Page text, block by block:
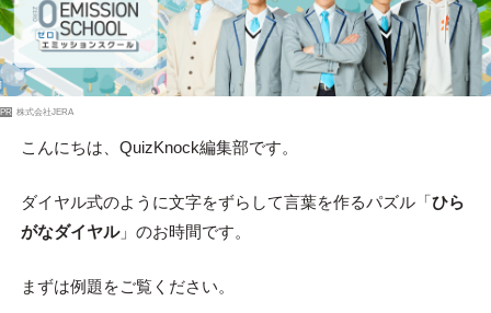
PR 株式会社JERA
こんにちは、QuizKnock編集部です。
ダイヤル式のように文字をずらして言葉を作るパズル「ひら
がなダイヤル」のお時間です。
まずは例題をご覧ください。